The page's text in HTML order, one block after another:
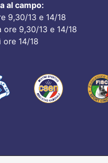
al campo:
9,30/13 e 14/18
ore 9,30/13 e 14/18
ore 14/18